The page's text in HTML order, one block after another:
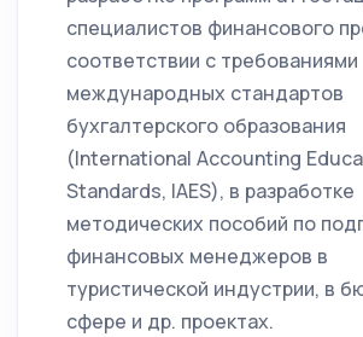
специалистов финансового
соответствии с требованиями
международных стандартов
бухгалтерского образования
(International Accounting
Standards, IAES), в разработке
методических пособий по
финансовых менеджеров в
туристической индустрии, в
сфере и др. проектах.